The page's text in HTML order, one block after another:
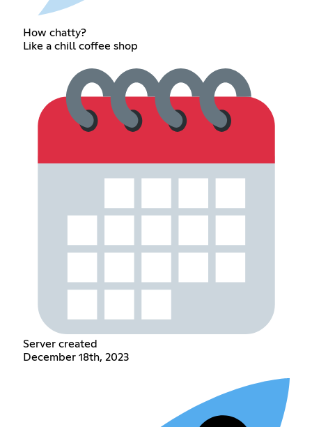
How chatty?
Like a chill coffee shop
Server created
December 18th, 2023